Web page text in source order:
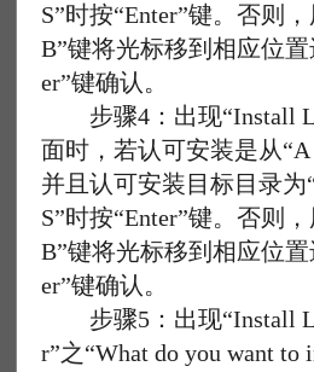
S”时按“Enter”键。否则
B”键将光标移到相应位
er”键确认。
步骤4：出现“Install
面时，若认可安装是从“A
并且认可安装目标目录
S”时按“Enter”键。否则
B”键将光标移到相应位
er”键确认。
步骤5：出现“Install
r”之“What do you want to